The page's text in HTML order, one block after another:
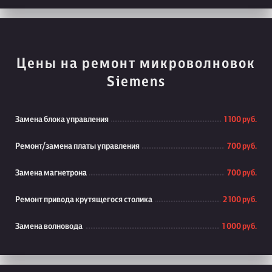
Цены на ремонт микроволновок
Siemens
Замена блока управления 1 100 руб.
Ремонт/замена платы управления 700 руб.
Замена магнетрона 700 руб.
Ремонт привода крутящегося столика 2 100 руб.
Замена волновода 1 000 руб.